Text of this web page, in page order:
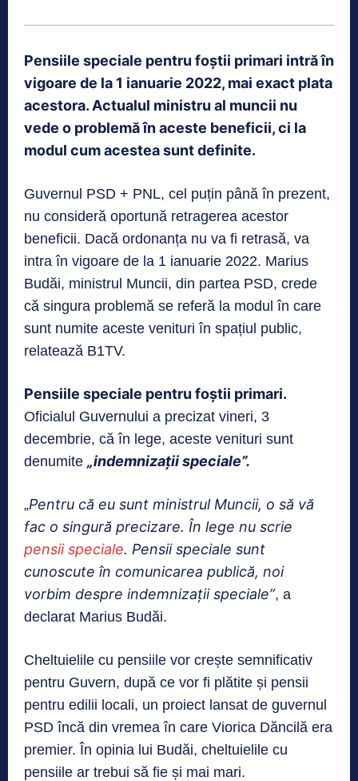
Pensiile speciale pentru foștii primari intră în
vigoare de la 1 ianuarie 2022, mai exact plata
acestora. Actualul ministru al muncii nu
vede o problemă în aceste beneficii, ci la
modul cum acestea sunt definite.
Guvernul PSD + PNL, cel puțin până în prezent,
nu consideră oportună retragerea acestor
beneficii. Dacă ordonanța nu va fi retrasă, va
intra în vigoare de la 1 ianuarie 2022. Marius
Budăi, ministrul Muncii, din partea PSD, crede
că singura problemă se referă la modul în care
sunt numite aceste venituri în spațiul public,
relatează B1TV.
Pensiile speciale pentru foștii primari.
Oficialul Guvernului a precizat vineri, 3
decembrie, că în lege, aceste venituri sunt
denumite „indemnizații speciale”.
„Pentru că eu sunt ministrul Muncii, o să vă
fac o singură precizare. În lege nu scrie
pensii speciale. Pensii speciale sunt
cunoscute în comunicarea publică, noi
vorbim despre indemnizații speciale”, a
declarat Marius Budăi.
Cheltuielile cu pensiile vor crește semnificativ
pentru Guvern, după ce vor fi plătite și pensii
pentru edilii locali, un proiect lansat de guvernul
PSD încă din vremea în care Viorica Dăncilă era
premier. În opinia lui Budăi, cheltuielile cu
pensiile ar trebui să fie și mai mari.